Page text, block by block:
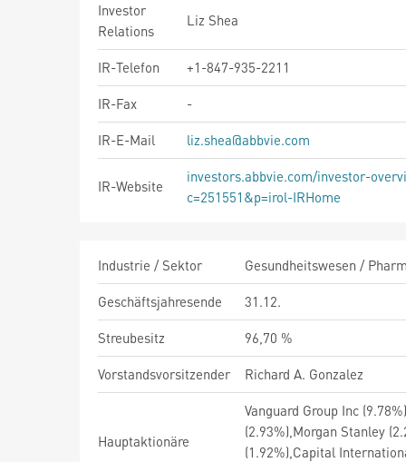
Investor
Relations
Liz Shea
IR-Telefon
+1-847-935-2211
IR-Fax
-
IR-E-Mail
liz.shea@abbvie.com
IR-Website
investors.abbvie.com/investor-
c=251551&p=irol-IRHome
Industrie / Sektor
Gesundheitswesen /
Geschäftsjahresende
31.12.
Streubesitz
96,70 %
Vorstandsvorsitzender
Richard A. Gonzalez
Hauptaktionäre
Vanguard Group Inc
(2.93%),Morgan Stanley
(1.92%),Capital